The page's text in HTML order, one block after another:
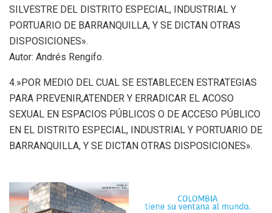
SILVESTRE DEL DISTRITO ESPECIAL, INDUSTRIAL Y
PORTUARIO DE BARRANQUILLA, Y SE DICTAN OTRAS
DISPOSICIONES».
Autor: Andrés Rengifo.
4.»POR MEDIO DEL CUAL SE ESTABLECEN ESTRATEGIAS
PARA PREVENIR,ATENDER Y ERRADICAR EL ACOSO
SEXUAL EN ESPACIOS PÚBLICOS O DE ACCESO PÚBLICO
EN EL DISTRITO ESPECIAL, INDUSTRIAL Y PORTUARIO DE
BARRANQUILLA, Y SE DICTAN OTRAS DISPOSICIONES».